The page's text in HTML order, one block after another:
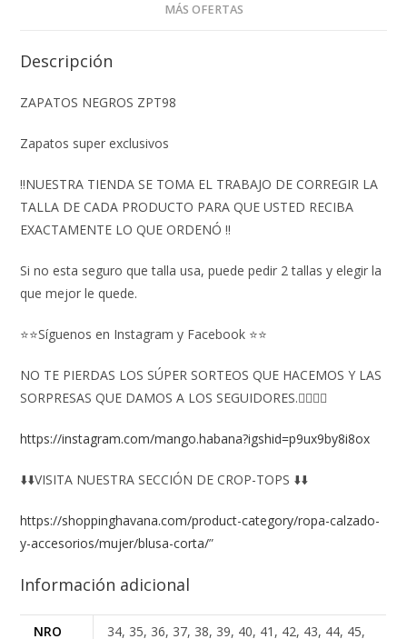
MÁS OFERTAS
Descripción
ZAPATOS NEGROS ZPT98
Zapatos super exclusivos
‼️NUESTRA TIENDA SE TOMA EL TRABAJO DE CORREGIR LA
TALLA DE CADA PRODUCTO PARA QUE USTED RECIBA
EXACTAMENTE LO QUE ORDENÓ ‼️
Si no esta seguro que talla usa, puede pedir 2 tallas y elegir la
que mejor le quede.
⭐⭐Síguenos en Instagram y Facebook ⭐⭐
NO TE PIERDAS LOS SÚPER SORTEOS QUE HACEMOS Y LAS
SORPRESAS QUE DAMOS A LOS SEGUIDORES.👇🏻👇🏻
https://instagram.com/mango.habana?igshid=p9ux9by8i8ox
⬇️⬇️VISITA NUESTRA SECCIÓN DE CROP-TOPS ⬇️⬇️
https://shoppinghavana.com/product-category/ropa-calzado-
y-accesorios/mujer/blusa-corta/”
Información adicional
NRO 34, 35, 36, 37, 38, 39, 40, 41, 42, 43, 44, 45,